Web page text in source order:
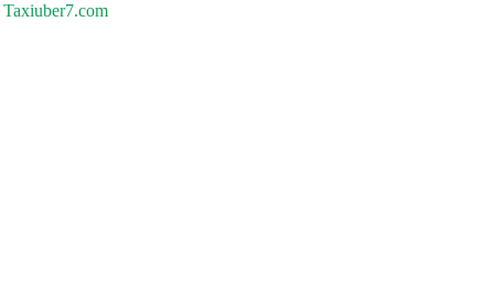
Taxiuber7.com